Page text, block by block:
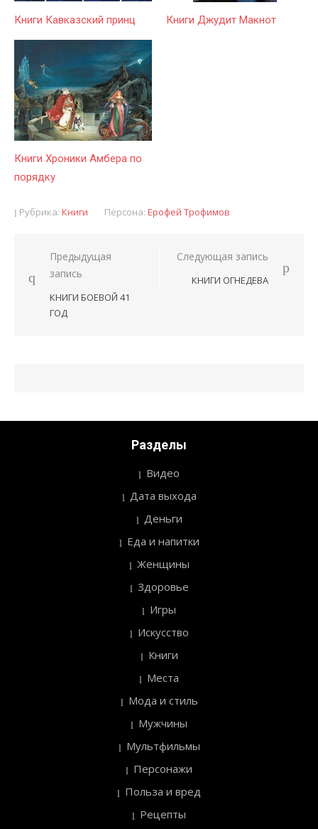
Книги Кавказский принц Книги Джудит Макнот
Книги Хроники Амбера по
порядку
Рубрика: Книги Персона: Ерофей Трофимов
Навигация
записям
Предыдущая
запись
КНИГИ БОЕВОЙ 41
ГОД
Следующая запись
КНИГИ ОГНЕДЕВА
Разделы
Видео
Дата выхода
Деньги
Еда и напитки
Женщины
Здоровье
Игры
Искусство
Книги
Места
Мода и стиль
Мужчины
Мультфильмы
Персонажи
Польза и вред
Рецепты